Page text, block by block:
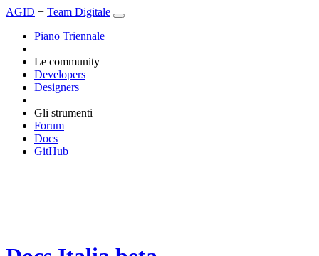
AGID + Team Digitale
Piano Triennale
Le community
Developers
Designers
Gli strumenti
Forum
Docs
GitHub